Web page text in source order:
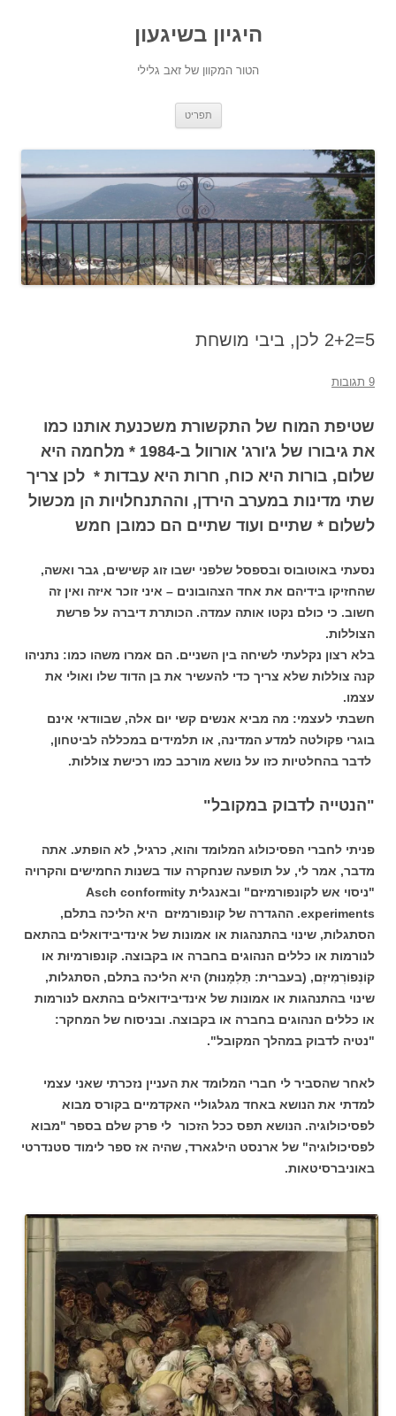
היגיון בשיגעון
הטור המקוון של זאב גלילי
תפריט
5=2+2 לכן, ביבי מושחת
9 תגובות
שטיפת המוח של התקשורת משכנעת אותנו כמו
את גיבורו של ג'ורג' אורוול ב-1984 * מלחמה היא
שלום, בורות היא כוח, חרות היא עבדות * לכן צריך
שתי מדינות במערב הירדן, וההתנחלויות הן מכשול
לשלום * שתיים ועוד שתיים הם כמובן חמש
נסעתי באוטובוס ובספסל שלפני ישבו זוג קשישים, גבר ואשה,
שהחזיקו בידיהם את אחד הצהובונים – איני זוכר איזה ואין זה
חשוב. כי כולם נקטו אותה עמדה. הכותרת דיברה על פרשת
הצוללות.
בלא רצון נקלעתי לשיחה בין השניים. הם אמרו משהו כמו: נתניהו
קנה צוללות שלא צריך כדי להעשיר את בן הדוד שלו ואולי את
עצמו.
חשבתי לעצמי: מה מביא אנשים קשי יום אלה, שבוודאי אינם
בוגרי פקולטה למדע המדינה, או תלמידים במכללה לביטחון,
לדבר בהחלטיות כזו על נושא מורכב כמו רכישת צוללות.
"הנטייה לדבוק במקובל"
פניתי לחברי הפסיכולוג המלומד והוא, כרגיל, לא הופתע. אתה
מדבר, אמר לי, על תופעה שנחקרה עוד בשנות החמישים והקרויה
"ניסוי אש לקונפורמיזם" ובאנגלית Asch conformity
experiments. ההגדרה של קונפורמיזם היא הליכה בתלם,
הסתגלות, שינוי בהתנהגות או אמונות של אינדיבידואלים בהתאם
לנורמות או כללים הנהוגים בחברה או בקבוצה. קונפורמיוּת או
קוֹנְפוֹרְמִיזְם, (בעברית: תַּלְמָנוּת) היא הליכה בתלם, הסתגלות,
שינוי בהתנהגות או אמונות של אינדיבידואלים בהתאם לנורמות
או כללים הנהוגים בחברה או בקבוצה. ובניסוח של המחקר:
"נטיה לדבוק במהלך המקובל".
לאחר שהסביר לי חברי המלומד את העניין נזכרתי שאני עצמי
למדתי את הנושא באחד מגלגוליי האקדמיים בקורס מבוא
לפסיכולוגיה. הנושא תפס ככל הזכור לי פרק שלם בספר "מבוא
לפסיכולוגיה" של ארנסט הילגארד, שהיה אז ספר לימוד סטנדרטי
באוניברסיטאות.